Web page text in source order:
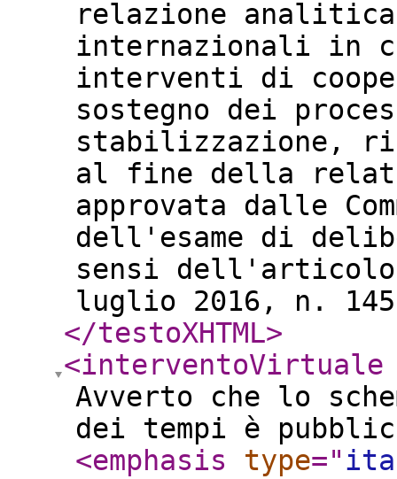
relazione
internazionali in
interventi di
sostegno dei
stabilizzazione,
al fine della
approvata dalle
dell'esame di
sensi dell'articolo
luglio 2016, n.
</testoXHTML>
<interventoVirtuale
Avverto che lo
dei tempi è
<emphasis
type="